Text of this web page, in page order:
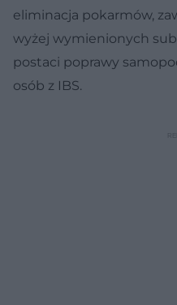
eliminacja pokarmów,
wyżej wymienionych
postaci poprawy
osób z IBS.